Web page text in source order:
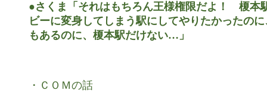
●さくま「それはもちろん王様権限だよ！　榎本
ビーに変身してしまう駅にしてやりたかったの
もあるのに、榎本駅だけない…」
・ＣＯＭの話